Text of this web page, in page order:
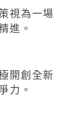
視為一場
進。
開創全新
力。